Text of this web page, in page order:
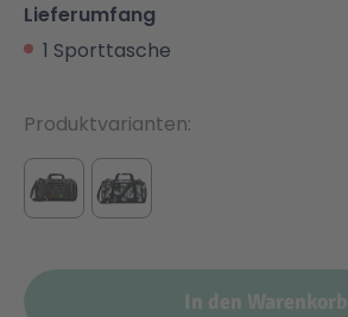
Lieferumfang
1 Sporttasche
In den Warenkorb
Produktvarianten